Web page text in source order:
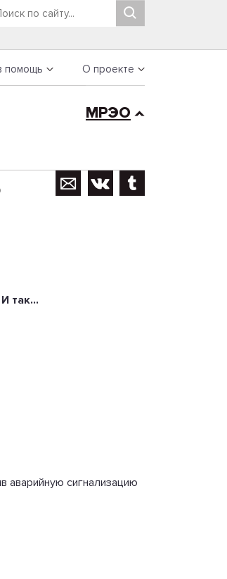
помощь О проекте
МРЭО
так…
аварийную сигнализацию